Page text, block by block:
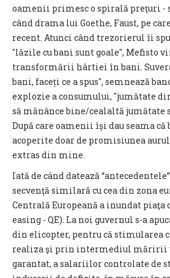
oamenii primesc o spirală preţuri -
când drama lui Goethe, Faust, pe
recent. Atunci când trezorierul îi
"lăzile cu bani sunt goale", Mefisto
transformării hârtiei în bani.
bani, faceți ce a spus", semnează
explozie a consumului, "jumătate
să mănânce bine/cealaltă jumătate
După care oamenii își dau seama
acoperite doar de promisiunea
extras din mine.
Iată de când datează
secvenţă similară cu cea din zona
Centrală Europeană a inundat piaţa
easing - QE). La noi guvernul s-a
din elicopter, pentru că stimularea
realiza şi prin intermediul
garantat, a salariilor controlate de